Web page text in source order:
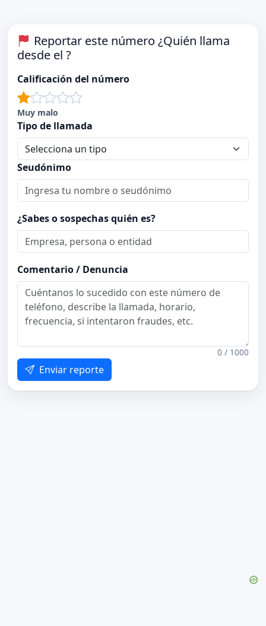
Reportar este número ¿Quién llama
desde el ?
Calificación del número
Muy malo
Tipo de llamada
Seudónimo
¿Sabes o sospechas quién es?
Comentario / Denuncia
0 / 1000
Enviar reporte